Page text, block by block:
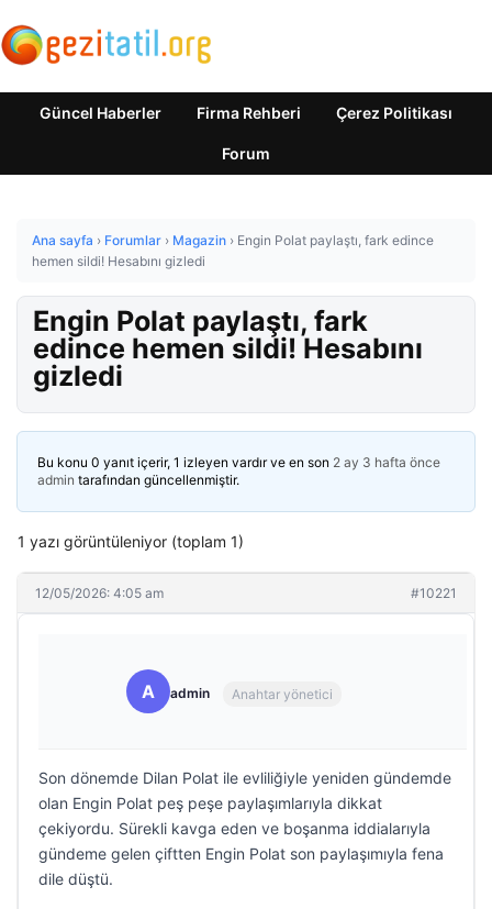
Güncel Haberler Firma Rehberi Çerez Politikası
Forum
Ana sayfa › Forumlar › Magazin › Engin Polat paylaştı, fark edince
hemen sildi! Hesabını gizledi
Engin Polat paylaştı, fark
edince hemen sildi! Hesabını
gizledi
Bu konu 0 yanıt içerir, 1 izleyen vardır ve en son 2 ay 3 hafta önce
admin tarafından güncellenmiştir.
1 yazı görüntüleniyor (toplam 1)
12/05/2026: 4:05 am #10221
A admin Anahtar yönetici
Son dönemde Dilan Polat ile evliliğiyle yeniden gündemde
olan Engin Polat peş peşe paylaşımlarıyla dikkat
çekiyordu. Sürekli kavga eden ve boşanma iddialarıyla
gündeme gelen çiftten Engin Polat son paylaşımıyla fena
dile düştü.